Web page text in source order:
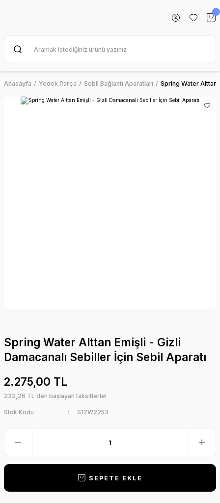
Anasayfa Yedek Parça Sebil Bağlantı Aparatları Spring Water Alttan
Spring Water Alttan Emişli - Gizli
Damacanalı Sebiller İçin Sebil Aparatı
2.275,00 TL
232,26 TL den başlayan taksitlerle!
Stok Kodu S12W2253
SEPETE EKLE